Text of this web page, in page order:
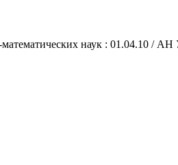
наук : 01.04.10 /